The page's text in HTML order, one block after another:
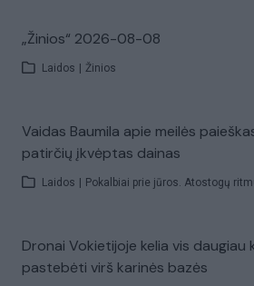
„Žinios“ 2026-08-08
Laidos Žinios
Vaidas Baumila apie meilės
patirčių įkvėptas dainas
Laidos Pokalbiai prie jūros. Atostogų
Dronai Vokietijoje kelia vis daugiau
pastebėti virš karinės bazės